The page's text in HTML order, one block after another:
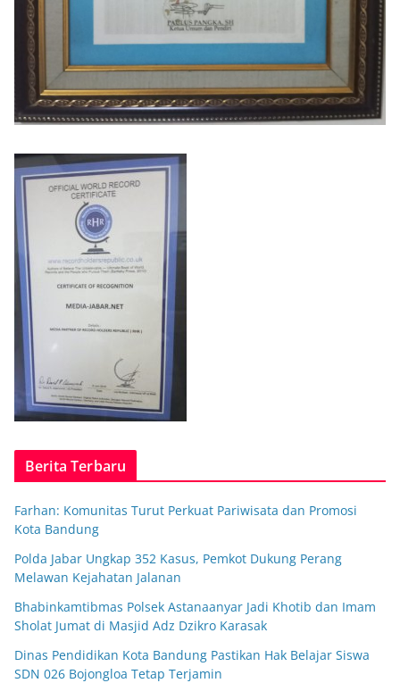
Berita Terbaru
Farhan: Komunitas Turut Perkuat Pariwisata dan Promosi
Kota Bandung
Polda Jabar Ungkap 352 Kasus, Pemkot Dukung Perang
Melawan Kejahatan Jalanan
Bhabinkamtibmas Polsek Astanaanyar Jadi Khotib dan Imam
Sholat Jumat di Masjid Adz Dzikro Karasak
Dinas Pendidikan Kota Bandung Pastikan Hak Belajar Siswa
SDN 026 Bojongloa Tetap Terjamin